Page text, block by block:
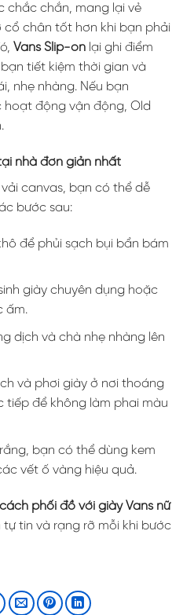
chắc chắn, mang lại vẻ
cổ chân tốt hơn khi bạn phải
Vans Slip-on lại ghi điểm
tiết kiệm thời gian và
nhẹ nhàng. Nếu bạn
động vận động, Old
nhà đơn giản nhất
canvas, bạn có thể dễ
bước sau:
để phủi sạch bụi bẩn bám
giày chuyên dụng hoặc
ấm.
dịch và chà nhẹ nhàng lên
và phơi giày ở nơi thoáng
tiếp để không làm phai màu
bạn có thể dùng kem
vết ố vàng hiệu quả.
cách phối đồ với giày Vans nữ
tự tin và rạng rỡ mỗi khi bước